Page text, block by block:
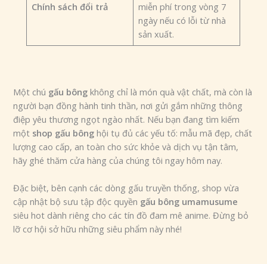
Chính sách đổi trả
miễn phí trong vòng 7
ngày nếu có lỗi từ nhà
sản xuất.
Một chú gấu bông không chỉ là món quà vật chất, mà còn là
người bạn đồng hành tinh thần, nơi gửi gắm những thông
điệp yêu thương ngọt ngào nhất. Nếu bạn đang tìm kiếm
một shop gấu bông hội tụ đủ các yếu tố: mẫu mã đẹp, chất
lượng cao cấp, an toàn cho sức khỏe và dịch vụ tận tâm,
hãy ghé thăm cửa hàng của chúng tôi ngay hôm nay.
Đặc biệt, bên cạnh các dòng gấu truyền thống, shop vừa
cập nhật bộ sưu tập độc quyền gấu bông umamusume
siêu hot dành riêng cho các tín đồ đam mê anime. Đừng bỏ
lỡ cơ hội sở hữu những siêu phẩm này nhé!